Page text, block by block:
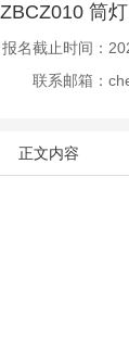
ZBCZ010 筒
报名截止时间：
联系邮箱：
正文内容